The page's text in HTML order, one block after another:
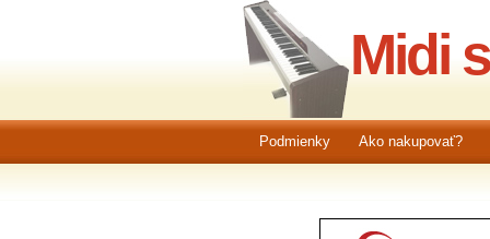
Midi
Podmienky Ako nakupovať?